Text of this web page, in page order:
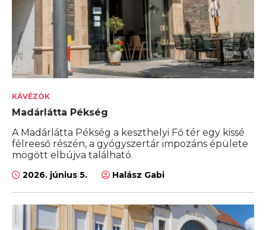
KÁVÉZÓK
Madárlátta Pékség
A Madárlátta Pékség a keszthelyi Fő tér egy kissé
félreeső részén, a gyógyszertár impozáns épülete
mögött elbújva található.
2026. június 5. Halász Gabi